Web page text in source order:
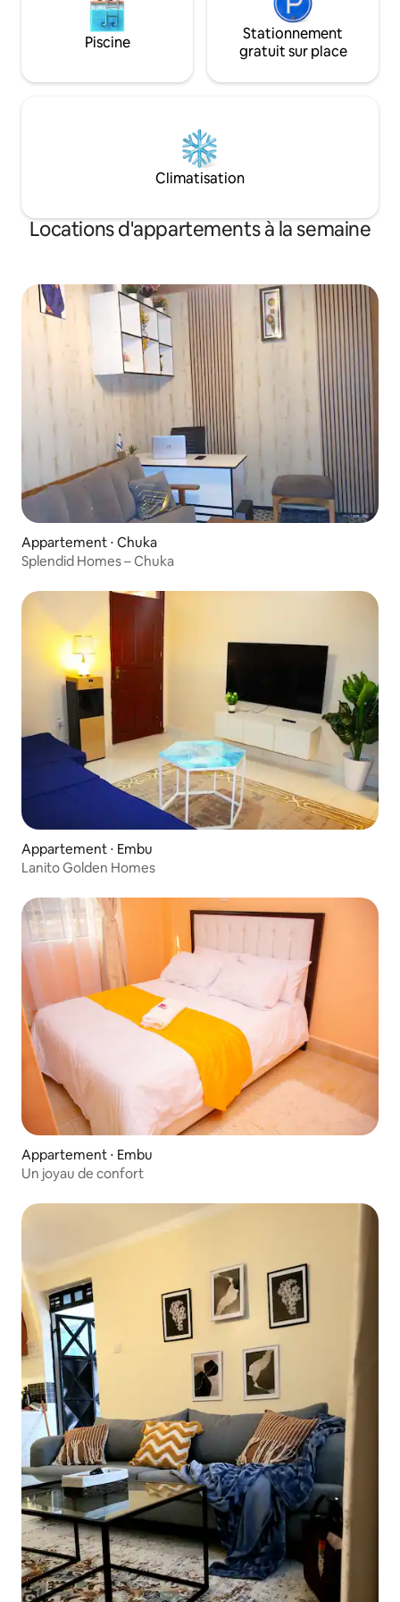
Piscine
Stationnement
gratuit sur place
Climatisation
Locations d'appartements à la semaine
Appartement ⋅ Chuka
Splendid Homes – Chuka
Appartement ⋅ Embu
Lanito Golden Homes
Appartement ⋅ Embu
Un joyau de confort